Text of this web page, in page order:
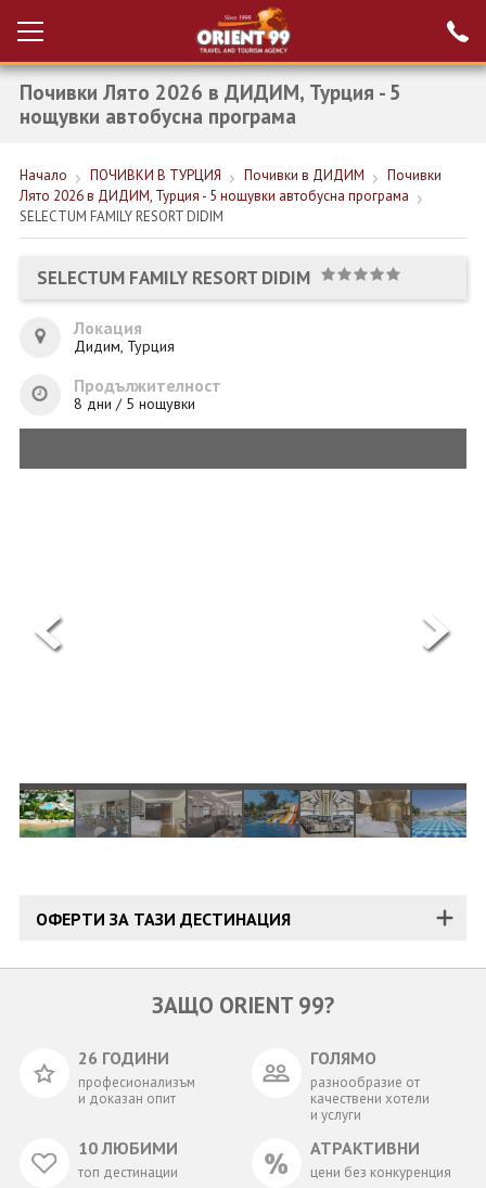
Вход за агенти
Проверка на
резервация
НОВА ГОДИНА ТУРЦИЯ
НОВА ГОДИНА
ПОЧИВКИ
КРУИЗИ
ЕКЗОТИКА
Почивки Лято 2026 в ДИДИМ, Турция - 5
нощувки автобусна програма
Начало ПОЧИВКИ В ТУРЦИЯ Почивки в ДИДИМ
Почивки
Лято 2026 в ДИДИМ, Турция - 5 нощувки автобусна програма
SELECTUM FAMILY RESORT DIDIM
SELECTUM FAMILY RESORT DIDIM
Локация
Дидим, Турция
Продължителност
8 дни / 5 нощувки
ОФЕРТИ ЗА ТАЗИ ДЕСТИНАЦИЯ
ЗАЩО ORIENT 99?
26 ГОДИНИ
професионализъм
и доказан опит
ГОЛЯМО
разнообразие от
качествени хотели
и услуги
10 ЛЮБИМИ
топ дестинации
АТРАКТИВНИ
цени без конкуренция